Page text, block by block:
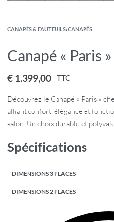
CANAPÉS & FAUTEUILS›CANAPÉS
Canapé « Paris »
€ 1.399,00 TTC
Découvrez le Canapé « Paris »
alliant confort, élégance et
salon. Un choix durable et
Spécifications
DIMENSIONS 3 PLACES
DIMENSIONS 2 PLACES